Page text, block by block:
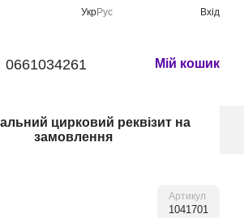
УкрРус Вхід
0661034261 Мій кошик
цирковий реквізит на
замовлення
Артикул
1041701